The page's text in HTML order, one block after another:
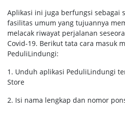
Aplikasi ini juga berfungsi sebagai
fasilitas umum yang tujuannya
melacak riwayat perjalanan
Covid-19. Berikut tata cara masuk
PeduliLindungi:
1. Unduh aplikasi PeduliLindungi
Store
2. Isi nama lengkap dan nomor